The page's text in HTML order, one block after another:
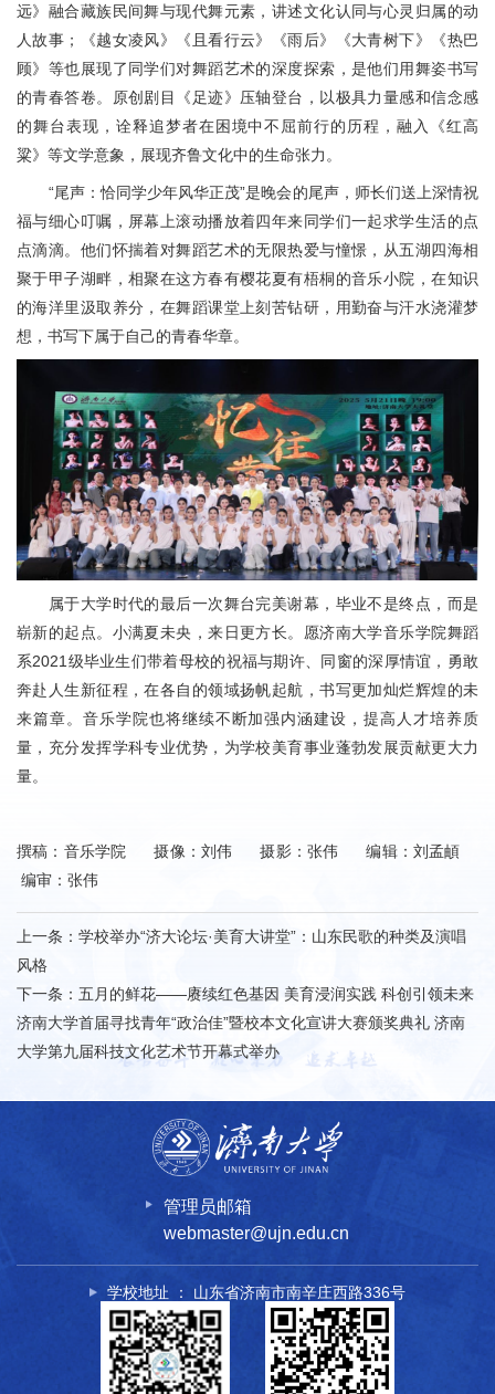
远》融合藏族民间舞与现代舞元素，讲述文化认同与心灵归属的动
人故事；《越女凌风》《且看行云》《雨后》《大青树下》《热巴
顾》等也展现了同学们对舞蹈艺术的深度探索，是他们用舞姿书写
的青春答卷。原创剧目《足迹》压轴登台，以极具力量感和信念感
的舞台表现，诠释追梦者在困境中不屈前行的历程，融入《红高
粱》等文学意象，展现齐鲁文化中的生命张力。
“尾声：恰同学少年风华正茂”是晚会的尾声，师长们送上深情祝
福与细心叮嘱，屏幕上滚动播放着四年来同学们一起求学生活的点
点滴滴。他们怀揣着对舞蹈艺术的无限热爱与憧憬，从五湖四海相
聚于甲子湖畔，相聚在这方春有樱花夏有梧桐的音乐小院，在知识
的海洋里汲取养分，在舞蹈课堂上刻苦钻研，用勤奋与汗水浇灌梦
想，书写下属于自己的青春华章。
属于大学时代的最后一次舞台完美谢幕，毕业不是终点，而是
崭新的起点。小满夏未央，来日更方长。愿济南大学音乐学院舞蹈
系2021级毕业生们带着母校的祝福与期许、同窗的深厚情谊，勇敢
奔赴人生新征程，在各自的领域扬帆起航，书写更加灿烂辉煌的未
来篇章。音乐学院也将继续不断加强内涵建设，提高人才培养质
量，充分发挥学科专业优势，为学校美育事业蓬勃发展贡献更大力
量。
撰稿：音乐学院 摄像：刘伟 摄影：张伟 编辑：刘孟頔
编审：张伟
上一条： 学校举办“济大论坛·美育大讲堂”：山东民歌的种类及演唱
风格
下一条： 五月的鲜花——赓续红色基因 美育浸润实践 科创引领未来
济南大学首届寻找青年“政治佳”暨校本文化宣讲大赛颁奖典礼 济南
大学第九届科技文化艺术节开幕式举办
管理员邮箱
webmaster@ujn.edu.cn
学校地址 ： 山东省济南市南辛庄西路336号